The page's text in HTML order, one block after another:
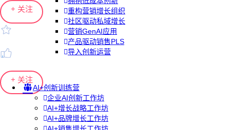
重构营销增长组织
社区驱动私域增长
营销GenAI应用
产品驱动销售PLS
导入创新运营
AI+创新训练营
企业AI创新工作坊
AI+增长战略工作坊
AI+品牌增长工作坊
+ 关注
+ 关注